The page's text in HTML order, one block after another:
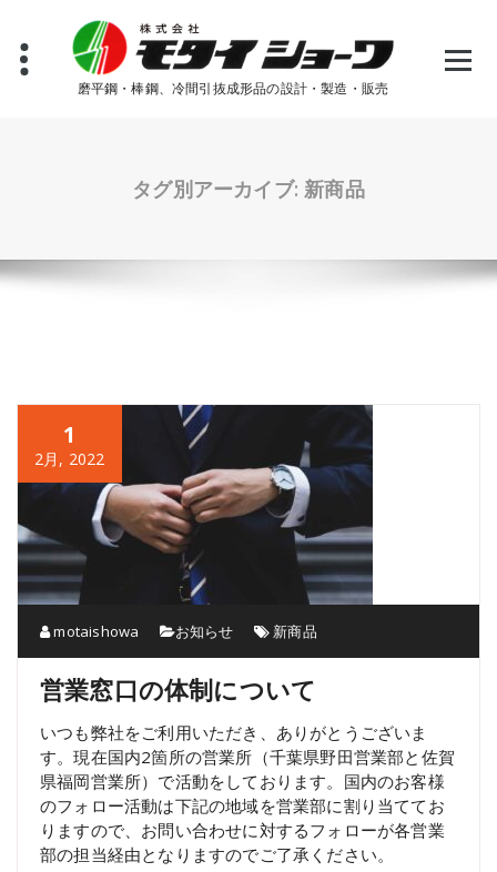
磨平鋼・棒鋼、冷間引抜成形品の設計・製造・販売
タグ別アーカイブ: 新商品
1
2月, 2022
motaishowa お知らせ 新商品
営業窓口の体制について
いつも弊社をご利用いただき、ありがとうございま
す。現在国内2箇所の営業所（千葉県野田営業部と佐賀
県福岡営業所）で活動をしております。国内のお客様
のフォロー活動は下記の地域を営業部に割り当ててお
りますので、お問い合わせに対するフォローが各営業
部の担当経由となりますのでご了承ください。